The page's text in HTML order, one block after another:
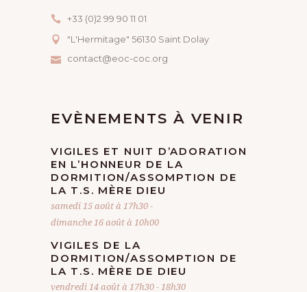
+33 (0)2 99 90 11 01
"L'Hermitage" 56130 Saint Dolay
contact@eoc-coc.org
EVÈNEMENTS À VENIR
VIGILES ET NUIT D’ADORATION
EN L’HONNEUR DE LA
DORMITION/ASSOMPTION DE
LA T.S. MÈRE DIEU
samedi 15 août à 17h30-
dimanche 16 août à 10h00
VIGILES DE LA
DORMITION/ASSOMPTION DE
LA T.S. MÈRE DE DIEU
vendredi 14 août à 17h30-18h30